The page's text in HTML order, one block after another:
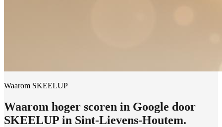
Waarom SKEELUP
Waarom hoger scoren in Google door
SKEELUP in Sint-Lievens-Houtem.